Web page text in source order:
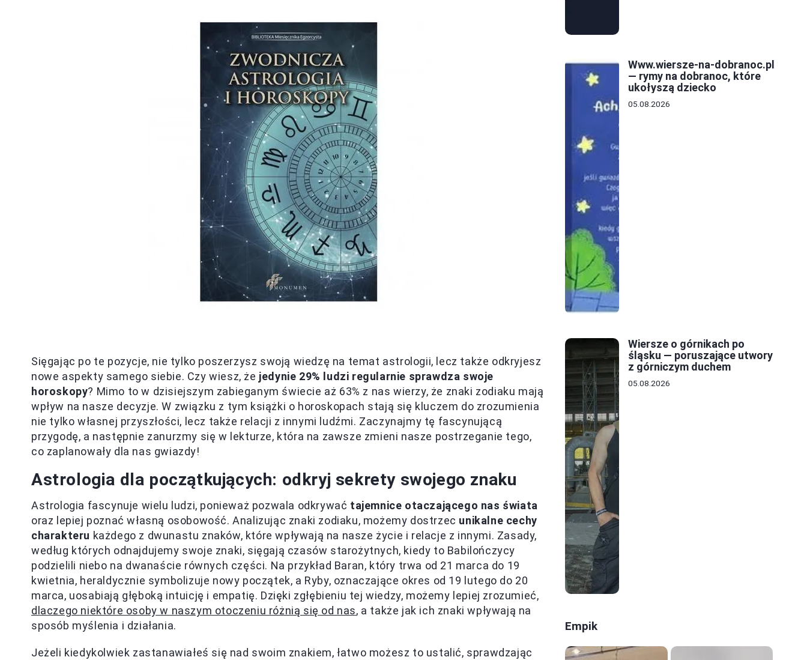
Sięgając po te pozycje, nie tylko poszerzysz swoją wiedzę na temat astrologii, lecz także odkryjesz
nowe aspekty samego siebie. Czy wiesz, że jedynie 29% ludzi regularnie sprawdza swoje
horoskopy? Mimo to w dzisiejszym zabieganym świecie aż 63% z nas wierzy, że znaki zodiaku mają
wpływ na nasze decyzje. W związku z tym książki o horoskopach stają się kluczem do zrozumienia
nie tylko własnej przyszłości, lecz także relacji z innymi ludźmi. Zaczynajmy tę fascynującą
przygodę, a następnie zanurzmy się w lekturze, która na zawsze zmieni nasze postrzeganie tego,
co zaplanowały dla nas gwiazdy!
Astrologia dla początkujących: odkryj sekrety swojego znaku
Astrologia fascynuje wielu ludzi, ponieważ pozwala odkrywać tajemnice otaczającego nas świata
oraz lepiej poznać własną osobowość. Analizując znaki zodiaku, możemy dostrzec unikalne cechy
charakteru każdego z dwunastu znaków, które wpływają na nasze życie i relacje z innymi. Zasady,
według których odnajdujemy swoje znaki, sięgają czasów starożytnych, kiedy to Babilończycy
podzielili niebo na dwanaście równych części. Na przykład Baran, który trwa od 21 marca do 19
kwietnia, heraldycznie symbolizuje nowy początek, a Ryby, oznaczające okres od 19 lutego do 20
marca, uosabiają głęboką intuicję i empatię. Dzięki zgłębieniu tej wiedzy, możemy lepiej zrozumieć,
dlaczego niektóre osoby w naszym otoczeniu różnią się od nas, a także jak ich znaki wpływają na
sposób myślenia i działania.
Jeżeli kiedykolwiek zastanawiałeś się nad swoim znakiem, łatwo możesz to ustalić, sprawdzając
Www.wiersze-na-dobranoc.pl
— rymy na dobranoc, które
ukołyszą dziecko
05.08.2026
Wiersze o górnikach po
śląsku — poruszające utwory
z górniczym duchem
05.08.2026
Empik